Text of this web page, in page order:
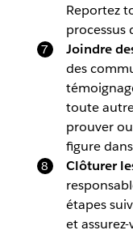
Reportez
processus
Joindre
des
toute
prouver
figure
Clôturer
étapes
et